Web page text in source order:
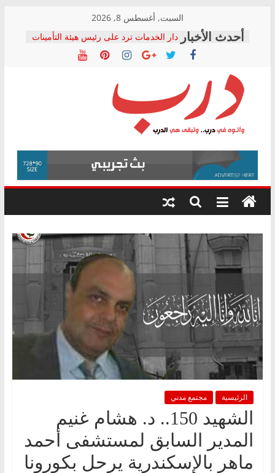
content
السبت, أغسطس 8, 2026
متابعة قضية الدكتور محمد زهران.. ويؤكد:
قرينة البراءة وضمانات المحاكمة العادلة
بعد مؤتمره الصحفي: إنكار الأزمة لا ينهي
معاناة أصحاب المعاشات.. ونطالب بكشف
الشركة المنفذة
فرحات سليمان يكتب: القطاع الصحي إلى
حزب التحالف الشعبي يطلق لجنة “الحق
في الصحة” بالإسكندرية لرصد الانتهاكات
صور .. اعتماد الرسومات النهائية للقرار
الوزاري لمدينة الصحفيين.. وانتهاء أعمال
إنشاء المبنى الإداري
درب
وأتوه
درب..
وتبقى
هي
الرئيسية مجتمع مدني
الشهيد 150.. د. هشام غنيم
المدير السابق لمستشفى أحمد
ماهر بالإسكندرية يرحل بكورونا